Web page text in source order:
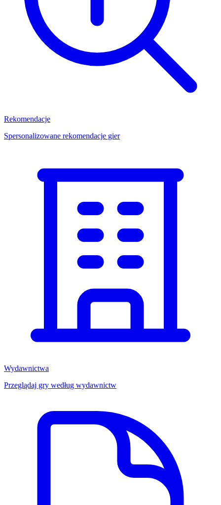
Rekomendacje
Spersonalizowane rekomendacje gier
Wydawnictwa
Przeglądaj gry według wydawnictw